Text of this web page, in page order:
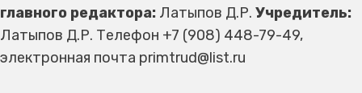
главного редактора: Латыпов Д.Р. Учредитель:
Латыпов Д.Р. Телефон +7 (908) 448-79-49,
электронная почта primtrud@list.ru